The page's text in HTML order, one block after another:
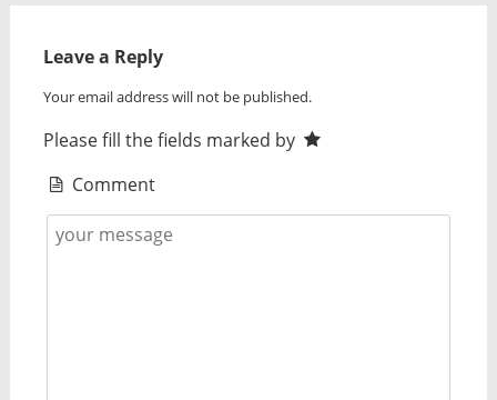
Leave a Reply
Your email address will not be published.
Please fill the fields marked by
Comment